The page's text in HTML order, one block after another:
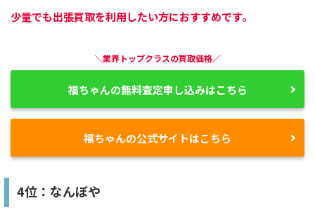
少量でも出張買取を利用したい方におすすめです。
＼業界トップクラスの買取価格／
福ちゃんの無料査定申し込みはこちら
福ちゃんの公式サイトはこちら
4位：なんぼや